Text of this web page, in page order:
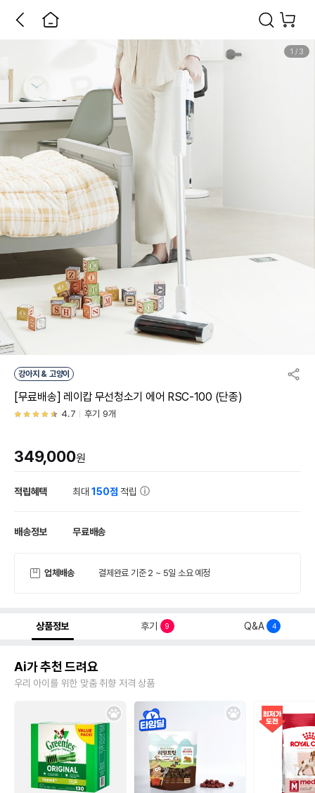
1 / 3
강아지 & 고양이
[무료배송] 레이캅 무선청소기 에어 RSC-100 (단종)
4.7 후기 9개
349,000원
적립혜택 최대150점 적립
배송정보 무료배송
업체배송 결제완료 기준 2 ~ 5일 소요 예정
상품정보 후기 9 Q&A 4
Ai가 추천 드려요
우리 아이를 위한 맞춤 취향 저격 상품